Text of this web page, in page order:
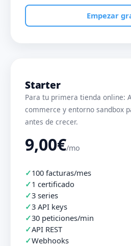
Empezar
Starter
Para tu primera tienda online:
commerce y entorno sandbox
antes de crecer.
9,00€/mo
100 facturas/mes
1 certificado
3 series
3 API keys
30 peticiones/min
API REST
Webhooks